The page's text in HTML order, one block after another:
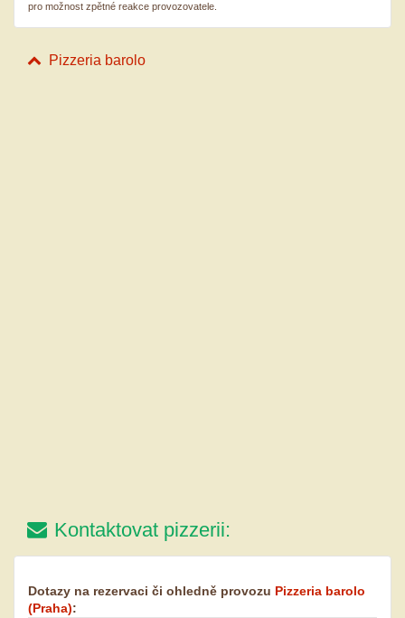
pro možnost zpětné reakce provozovatele.
Pizzeria barolo
Kontaktovat pizzerii:
Dotazy na rezervaci či ohledně provozu Pizzeria barolo
(Praha):